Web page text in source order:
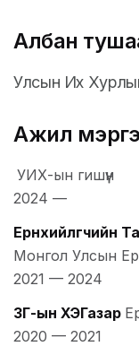
Албан
Улсын Их Хурлын
Ажил
УИХ-ын гишүүн
2024 —
Ерөнхийлөгчийн
Монгол Улсын
2021 — 2024
ЗГ-ын ХЭГазар
2020 — 2021